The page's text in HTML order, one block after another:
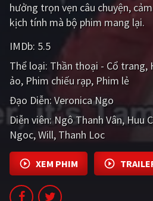
PHIM LẺ
PHIM CHIẾU RẠP
TUYỂN TẬP PHIM
BLOG
hưởng trọn vẹn câu chuyện,
kịch tính mà bộ phim mang lại.
IMDb: 5.5
Thể loại: Thần thoại - Cổ trang
ảo Phim chiếu rạp Phim lẻ
Đạo Diễn: Veronica Ngo
Diễn viên: Ngô Thanh Vân Huu
Ngoc Will Thanh Loc
XEM PHIM